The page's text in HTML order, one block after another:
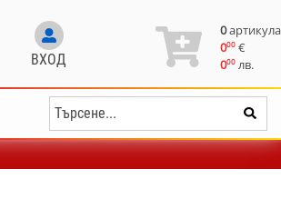
ВХОД
0артикула
000 €
000 лв.